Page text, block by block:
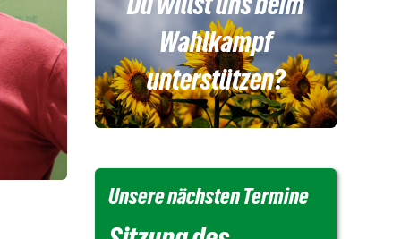
Wahlkampf
unterstützen?
Unsere nächsten Termine